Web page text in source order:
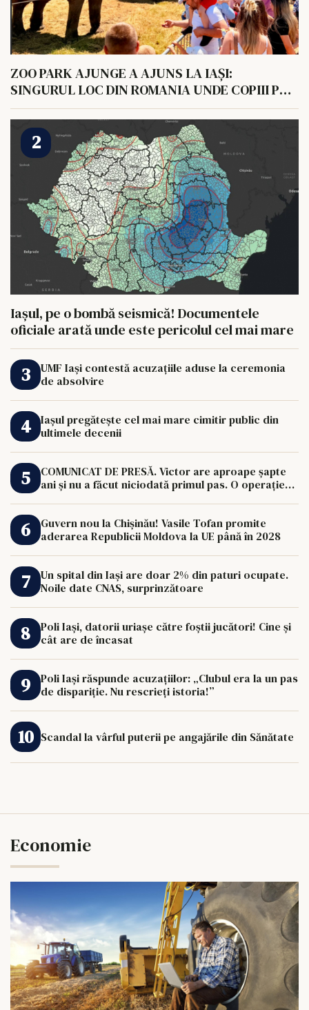
ZOO PARK AJUNGE A AJUNS LA IAȘI:
SINGURUL LOC DIN ROMANIA UNDE COPIII POT
HRANI UN ELEFANT
Iașul, pe o bombă seismică! Documentele
oficiale arată unde este pericolul cel mai mare
UMF Iași contestă acuzațiile aduse la ceremonia
de absolvire
Iașul pregătește cel mai mare cimitir public din
ultimele decenii
COMUNICAT DE PRESĂ. Victor are aproape șapte
ani și nu a făcut niciodată primul pas. O operație
Guvern nou la Chișinău! Vasile Tofan promite
aderarea Republicii Moldova la UE până în 2028
Un spital din Iași are doar 2% din paturi ocupate.
Noile date CNAS, surprinzătoare
Poli Iași, datorii uriașe către foștii jucători! Cine și
cât are de încasat
Poli Iași răspunde acuzațiilor: „Clubul era la un pas
de dispariție. Nu rescrieți istoria!”
Scandal la vârful puterii pe angajările din Sănătate
Economie